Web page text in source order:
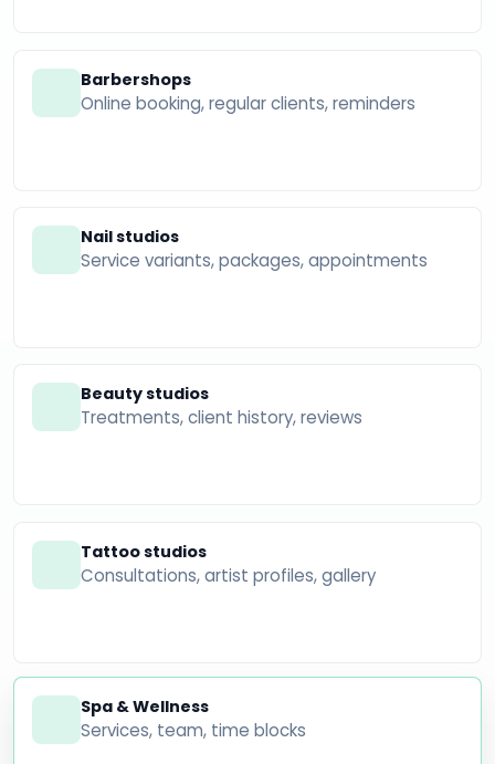
Barbershops
Online booking, regular clients, reminders
Nail studios
Service variants, packages, appointments
Beauty studios
Treatments, client history, reviews
Tattoo studios
Consultations, artist profiles, gallery
Spa & Wellness
Services, team, time blocks